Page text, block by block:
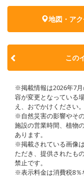
地図・ア
この
※掲載情報は2026年7
容が変更となっている
え、おでかけください。
※自然災害の影響やそ
施設の営業時間、植物
あります。
※掲載されている画像
ただき、提供されたも
禁止です。
※表示料金は消費税8％